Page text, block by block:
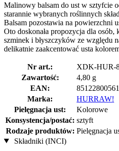
Malinowy balsam do ust w sztyfcie
starannie wybranych roślinnych
Balsam pozostawia na powierzchni
Oto doskonała propozycja dla osób,
szminek i błyszczyków ze względu
delikatnie zaakcentować usta
Nr art.:
XDK-HUR-
Zawartość:
4,80 g
EAN:
Marka:
HURRAW!
Pielęgnacja ust:
Kolorowe
Konsystencja/postać: sztyft
Rodzaje produktów: Pielęgnacja
Składniki (INCI)